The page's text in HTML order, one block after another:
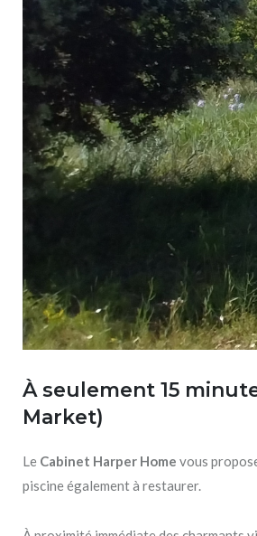
À seulement 15
Market)
Le Cabinet Harper Home vous
piscine également à restaurer.